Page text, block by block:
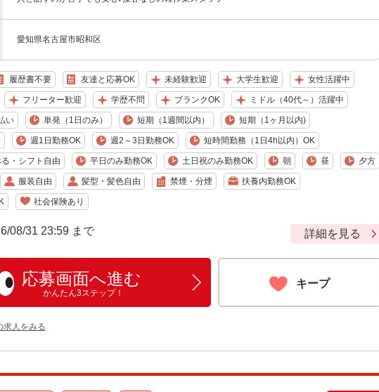
愛知県名古屋市昭和区
履歴書不要 友達と応募OK 未経験歓迎 大学生歓迎 女性活躍中
フリーター歓迎 学歴不問 ブランクOK ミドル（40代～）活躍中
い 単発（1日のみ） 短期（1週間以内） 短期（1ヶ月以内)
週1日勤務OK 週2～3日勤務OK 短時間勤務（1日4h以内）OK
・シフト自由 平日のみ勤務OK 土日祝のみ勤務OK 朝 昼 夕方
服装自由 髪型・髪色自由 禁煙・分煙 扶養内勤務OK
社会保険あり
08/31 23:59 まで 詳細を見る
応募画面へ進む
かんたん3ステップ！
キープ
求人をみる